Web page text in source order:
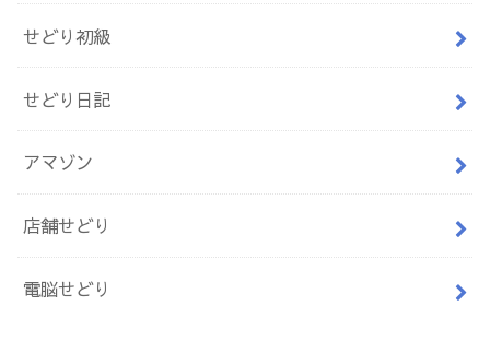
せどり初級
せどり日記
アマゾン
店舗せどり
電脳せどり